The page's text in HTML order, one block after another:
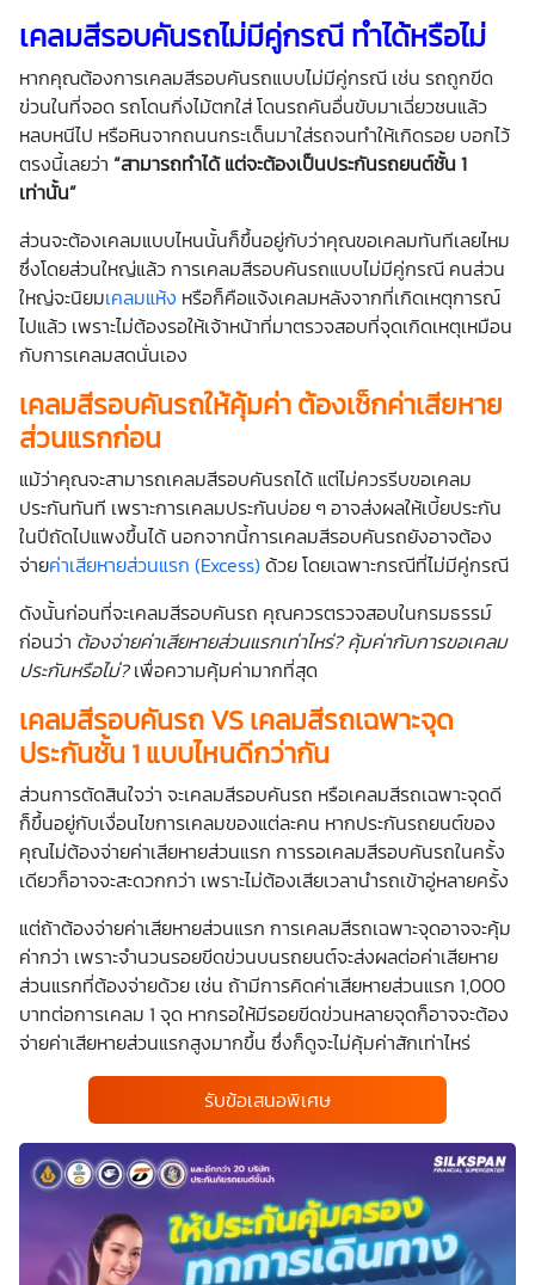
เคลมสีรอบคันรถไม่มีคู่กรณี ทำได้หรือไม่
หากคุณต้องการเคลมสีรอบคันรถแบบไม่มีคู่กรณี เช่น รถถูกขีด
ข่วนในที่จอด รถโดนกิ่งไม้ตกใส่ โดนรถคันอื่นขับมาเฉี่ยวชนแล้ว
หลบหนีไป หรือหินจากถนนกระเด็นมาใส่รถจนทำให้เกิดรอย บอกไว้
ตรงนี้เลยว่า “สามารถทำได้ แต่จะต้องเป็นประกันรถยนต์ชั้น 1
เท่านั้น”
ส่วนจะต้องเคลมแบบไหนนั้นก็ขึ้นอยู่กับว่าคุณขอเคลมทันทีเลยไหม
ซึ่งโดยส่วนใหญ่แล้ว การเคลมสีรอบคันรถแบบไม่มีคู่กรณี คนส่วน
ใหญ่จะนิยมเคลมแห้ง หรือก็คือแจ้งเคลมหลังจากที่เกิดเหตุการณ์
ไปแล้ว เพราะไม่ต้องรอให้เจ้าหน้าที่มาตรวจสอบที่จุดเกิดเหตุเหมือน
กับการเคลมสดนั่นเอง
เคลมสีรอบคันรถให้คุ้มค่า ต้องเช็กค่าเสียหาย
ส่วนแรกก่อน
แม้ว่าคุณจะสามารถเคลมสีรอบคันรถได้ แต่ไม่ควรรีบขอเคลม
ประกันทันที เพราะการเคลมประกันบ่อย ๆ อาจส่งผลให้เบี้ยประกัน
ในปีถัดไปแพงขึ้นได้ นอกจากนี้การเคลมสีรอบคันรถยังอาจต้อง
จ่ายค่าเสียหายส่วนแรก (Excess)ด้วย โดยเฉพาะกรณีที่ไม่มีคู่กรณี
ดังนั้นก่อนที่จะเคลมสีรอบคันรถ คุณควรตรวจสอบในกรมธรรม์
ก่อนว่า ต้องจ่ายค่าเสียหายส่วนแรกเท่าไหร่?คุ้มค่ากับการขอเคลม
ประกันหรือไม่?เพื่อความคุ้มค่ามากที่สุด
เคลมสีรอบคันรถ VS เคลมสีรถเฉพาะจุด
ประกันชั้น 1 แบบไหนดีกว่ากัน
ส่วนการตัดสินใจว่า จะเคลมสีรอบคันรถ หรือเคลมสีรถเฉพาะจุดดี
ก็ขึ้นอยู่กับเงื่อนไขการเคลมของแต่ละคน หากประกันรถยนต์ของ
คุณไม่ต้องจ่ายค่าเสียหายส่วนแรก การรอเคลมสีรอบคันรถในครั้ง
เดียวก็อาจจะสะดวกกว่า เพราะไม่ต้องเสียเวลานำรถเข้าอู่หลายครั้ง
แต่ถ้าต้องจ่ายค่าเสียหายส่วนแรก การเคลมสีรถเฉพาะจุดอาจจะคุ้ม
ค่ากว่า เพราะจำนวนรอยขีดข่วนบนรถยนต์จะส่งผลต่อค่าเสียหาย
ส่วนแรกที่ต้องจ่ายด้วย เช่น ถ้ามีการคิดค่าเสียหายส่วนแรก 1,000
บาทต่อการเคลม 1 จุด หากรอให้มีรอยขีดข่วนหลายจุดก็อาจจะต้อง
จ่ายค่าเสียหายส่วนแรกสูงมากขึ้น ซึ่งก็ดูจะไม่คุ้มค่าสักเท่าไหร่
รับข้อเสนอพิเศษ